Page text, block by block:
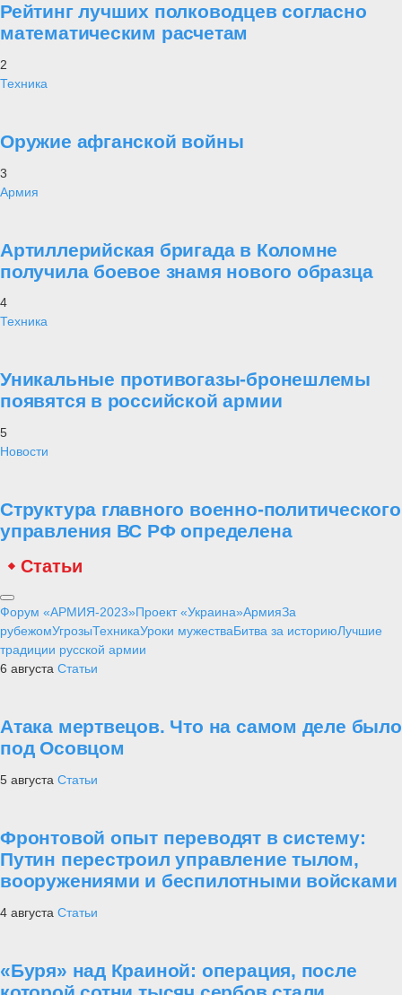
Рейтинг лучших полководцев согласно
математическим расчетам
2
Техника
Оружие афганской войны
3
Армия
Артиллерийская бригада в Коломне
получила боевое знамя нового образца
4
Техника
Уникальные противогазы-бронешлемы
появятся в российской армии
5
Новости
Структура главного военно-политического
управления ВС РФ определена
Статьи
Форум «АРМИЯ-2023»Проект «Украина»АрмияЗа
рубежомУгрозыТехникаУроки мужестваБитва за историюЛучшие
традиции русской армии
6 августа Статьи
Атака мертвецов. Что на самом деле было
под Осовцом
5 августа Статьи
Фронтовой опыт переводят в систему:
Путин перестроил управление тылом,
вооружениями и беспилотными войсками
4 августа Статьи
«Буря» над Краиной: операция, после